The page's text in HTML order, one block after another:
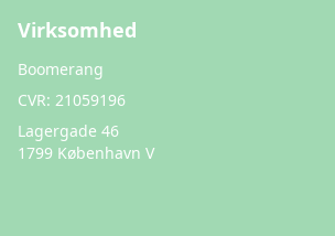
Virksomhed
Boomerang
CVR: 21059196
Lagergade 46
1799 København V